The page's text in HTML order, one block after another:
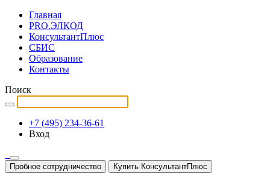
Главная
PRO.ЭЛКОД
КонсультантПлюс
СБИС
Образование
Контакты
Поиск
+7 (495) 234-36-61
Вход
Пробное сотрудничество Купить КонсультантПлюс